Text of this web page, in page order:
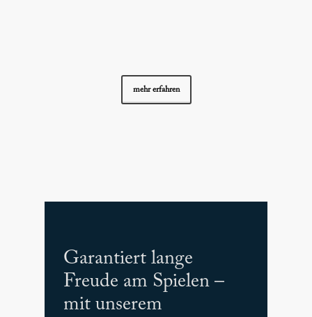
mehr erfahren
Garantiert lange
Freude am Spielen –
mit unserem